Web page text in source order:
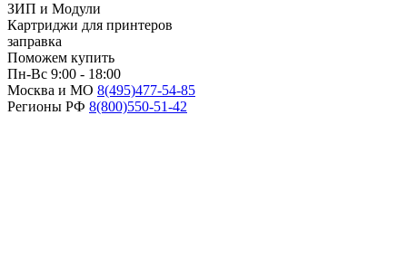
ЗИП и Модули
Картриджи для принтеров
заправка
Поможем купить
Пн-Вс 9:00 - 18:00
Москва и МО 8(495)477-54-85
Регионы РФ 8(800)550-51-42